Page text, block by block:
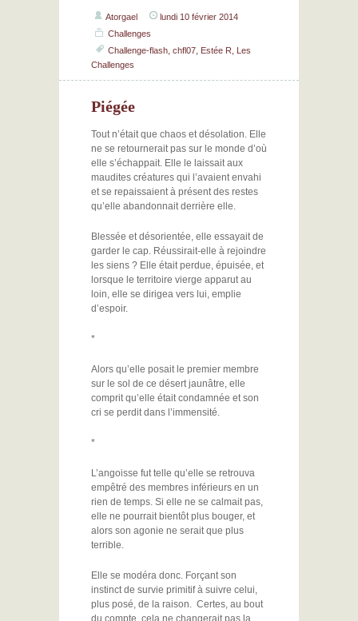
Atorgael
lundi 10 février 2014
Challenges
Challenge-flash chfl07 Estée R
Les
Challenges
Piégée
Tout n’était que chaos et désolation. Elle
ne se retournerait pas sur le monde d’où
elle s’échappait. Elle le laissait aux
maudites créatures qui l’avaient envahi
et se repaissaient à présent des restes
qu’elle abandonnait derrière elle.
Blessée et désorientée, elle essayait de
garder le cap. Réussirait-elle à rejoindre
les siens ? Elle était perdue, épuisée, et
lorsque le territoire vierge apparut au
loin, elle se dirigea vers lui, emplie
d’espoir.
*
Alors qu’elle posait le premier membre
sur le sol de ce désert jaunâtre, elle
comprit qu’elle était condamnée et son
cri se perdit dans l’immensité.
*
L’angoisse fut telle qu’elle se retrouva
empêtré des membres inférieurs en un
rien de temps. Si elle ne se calmait pas,
elle ne pourrait bientôt plus bouger, et
alors son agonie ne serait que plus
terrible.
Elle se modéra donc. Forçant son
instinct de survie primitif à suivre celui,
plus posé, de la raison. Certes, au bout
du compte, cela ne changerait pas la